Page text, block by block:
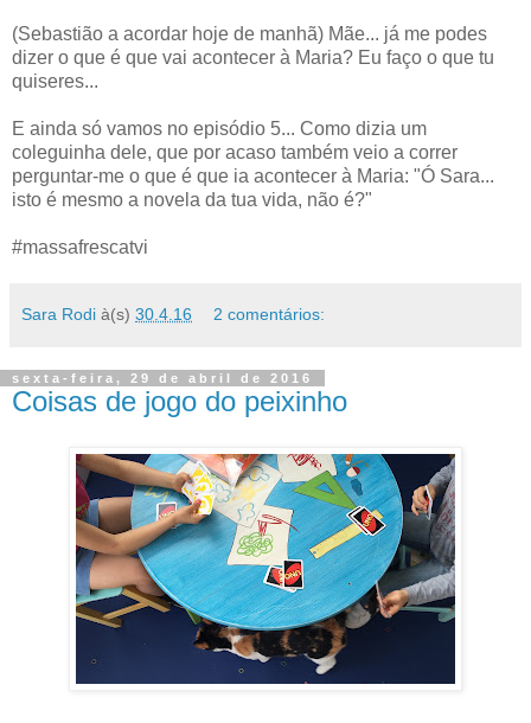
(Sebastião a acordar hoje de manhã) Mãe... já me podes
dizer o que é que vai acontecer à Maria? Eu faço o que tu
quiseres...
E ainda só vamos no episódio 5... Como dizia um
coleguinha dele, que por acaso também veio a correr
perguntar-me o que é que ia acontecer à Maria: "Ó Sara...
isto é mesmo a novela da tua vida, não é?"
#massafrescatvi
Sara Rodi à(s) 30.4.16 2 comentários:
sexta-feira, 29 de abril de 2016
Coisas de jogo do peixinho